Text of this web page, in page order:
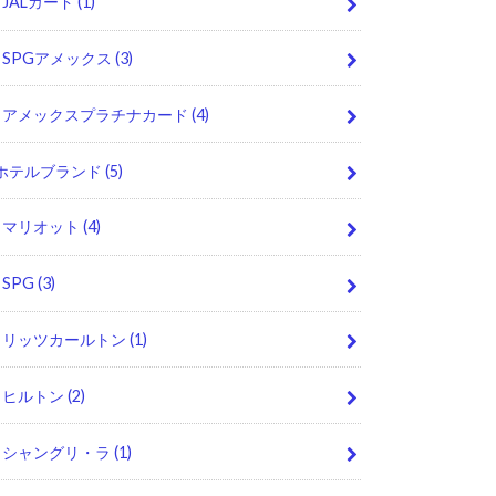
SPGアメックス (3)
アメックスプラチナカード (4)
テルブランド(5)
マリオット (4)
SPG (3)
リッツカールトン (1)
ヒルトン (2)
シャングリ・ラ (1)